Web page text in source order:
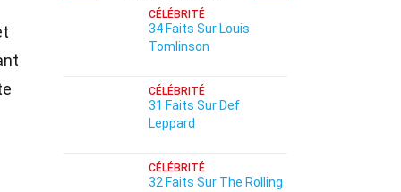
CÉLÉBRITÉ
34 Faits Sur Louis
Tomlinson
CÉLÉBRITÉ
31 Faits Sur Def
Leppard
CÉLÉBRITÉ
32 Faits Sur The Rolling